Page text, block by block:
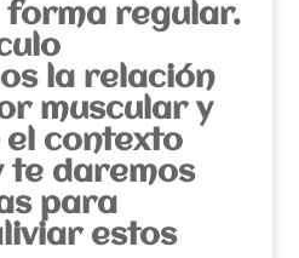
forma regular.
la relación
muscular y
el contexto
te daremos
para
estos